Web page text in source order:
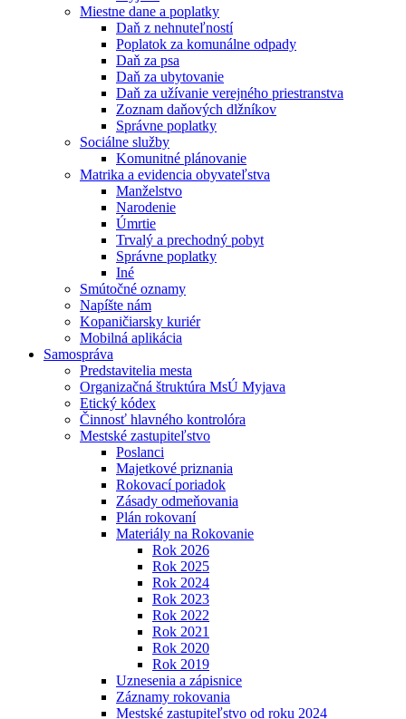
Miestne dane a poplatky
Daň z nehnuteľností
Poplatok za komunálne odpady
Daň za psa
Daň za ubytovanie
Daň za užívanie verejného priestranstva
Zoznam daňových dlžníkov
Správne poplatky
Sociálne služby
Komunitné plánovanie
Matrika a evidencia obyvateľstva
Manželstvo
Narodenie
Úmrtie
Trvalý a prechodný pobyt
Správne poplatky
Iné
Smútočné oznamy
Napíšte nám
Kopaničiarsky kuriér
Mobilná aplikácia
Samospráva
Predstavitelia mesta
Organizačná štruktúra MsÚ Myjava
Etický kódex
Činnosť hlavného kontrolóra
Mestské zastupiteľstvo
Poslanci
Majetkové priznania
Rokovací poriadok
Zásady odmeňovania
Plán rokovaní
Materiály na Rokovanie
Rok 2026
Rok 2025
Rok 2024
Rok 2023
Rok 2022
Rok 2021
Rok 2020
Rok 2019
Uznesenia a zápisnice
Záznamy rokovania
Mestské zastupiteľstvo od roku 2024